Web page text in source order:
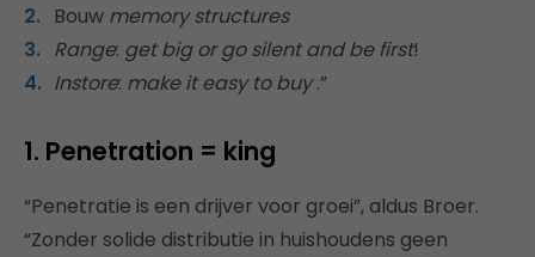
Bouw memory structures
Range: get big or go silent and be first!
Instore: make it easy to buy.”
1. Penetration = king
“Penetratie is een drijver voor groei”, aldus Broer.
“Zonder solide distributie in huishoudens geen